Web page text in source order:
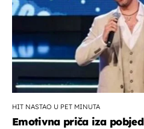
HIT NASTAO U PET MINUTA
Emotivna priča iza